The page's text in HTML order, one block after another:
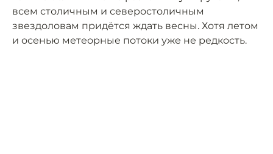
всем столичным и северостоличным
звездоловам придётся ждать весны. Хотя летом
и осенью метеорные потоки уже не редкость.